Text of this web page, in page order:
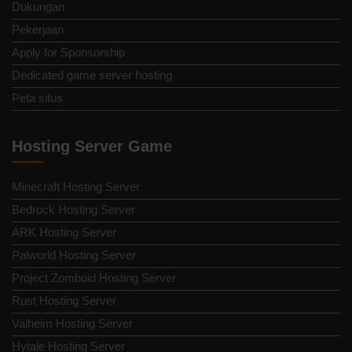
Dukungan
Pekerjaan
Apply for Sponsorship
Dedicated game server hosting
Peta situs
Hosting Server Game
Minecraft Hosting Server
Bedrock Hosting Server
ARK Hosting Server
Palworld Hosting Server
Project Zomboid Hosting Server
Rust Hosting Server
Valheim Hosting Server
Hytale Hosting Server